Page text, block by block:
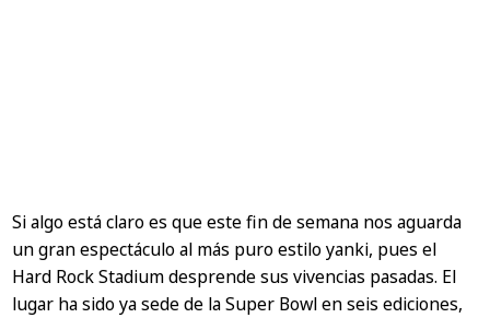
Si algo está claro es que este fin de semana nos aguarda
un gran espectáculo al más puro estilo yanki, pues el
Hard Rock Stadium desprende sus vivencias pasadas. El
lugar ha sido ya sede de la Super Bowl en seis ediciones,